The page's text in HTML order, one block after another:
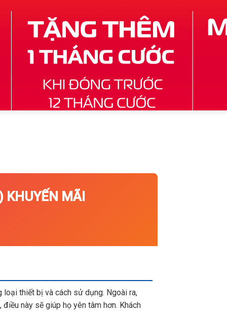
KHUYẾN MÃI
thiết bị và cách sử dụng. Ngoài ra,
này sẽ giúp họ yên tâm hơn. Khách